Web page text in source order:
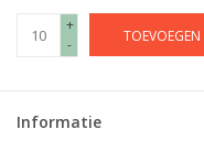
+
-
Informatie